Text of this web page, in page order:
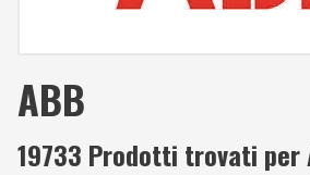
ABB
19733 Prodotti trovati per